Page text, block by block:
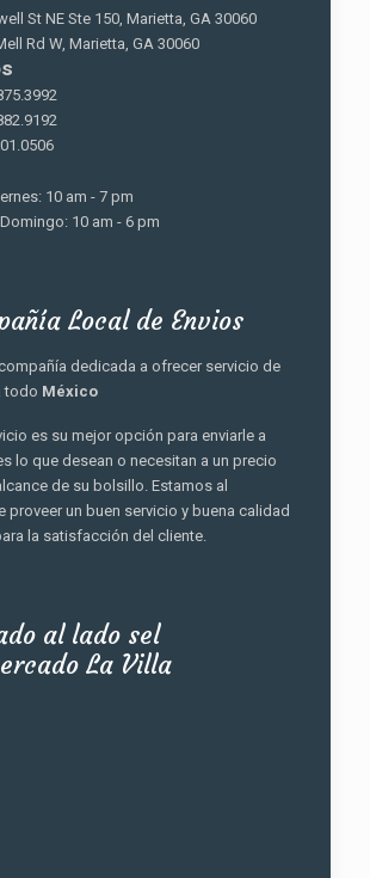
St NE Ste 150, Marietta, GA 30060
Rd W, Marietta, GA 30060
10 am - 7 pm
10 am - 6 pm
Local de Envios
dedicada a ofrecer servicio de
todo México
es su mejor opción para enviarle a
lo que desean o necesitan a un precio
de su bolsillo. Estamos al
proveer un buen servicio y buena calidad
la satisfacción del cliente.
al lado sel
La Villa